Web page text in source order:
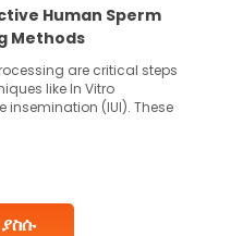
Human Sperm
Methods
are critical steps
like In Vitro
insemination (IUI). These
their dream of